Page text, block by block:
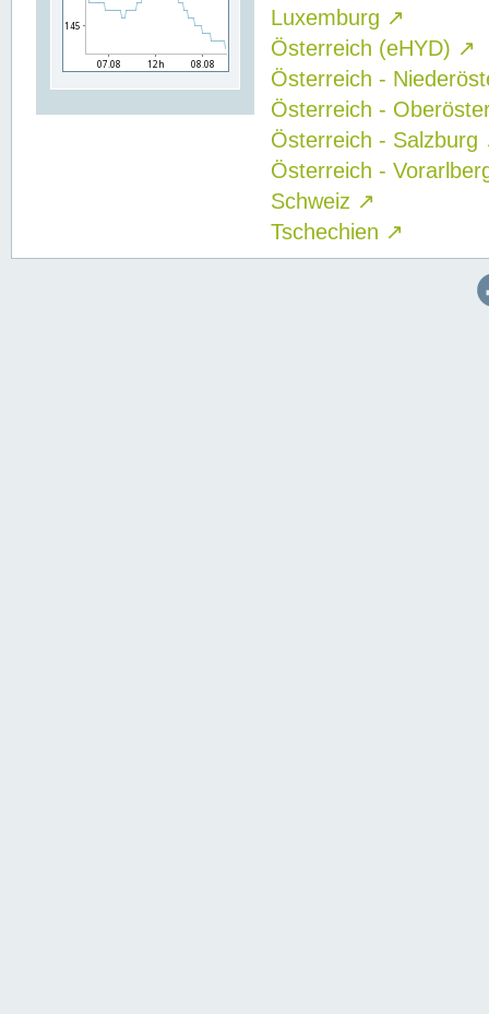
Luxemburg ↗
Österreich (eHYD) ↗
Österreich -
Österreich -
Österreich - Salzburg
Österreich -
Schweiz ↗
Tschechien ↗